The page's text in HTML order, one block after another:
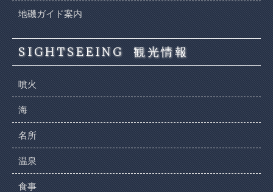
地磯ガイド案内
SIGHTSEEING 観光情報
噴火
海
名所
温泉
食事